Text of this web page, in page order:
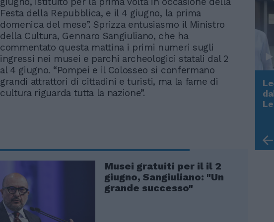
Festa della Repubblica, e il 4 giugno, la prima
domenica del mese”. Sprizza entusiasmo il Ministro
della Cultura, Gennaro Sangiuliano, che ha
commentato questa mattina i primi numeri sugli
ingressi nei musei e parchi archeologici statali dal 2
al 4 giugno. “Pompei e il Colosseo si confermano
grandi attrattori di cittadini e turisti, ma la fame di
cultura riguarda tutta la nazione”.
Musei gratuiti per il il 2
giugno, Sangiuliano: "Un
grande successo"